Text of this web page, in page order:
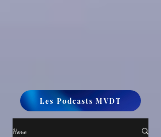
Les Podcasts MVDT
Home